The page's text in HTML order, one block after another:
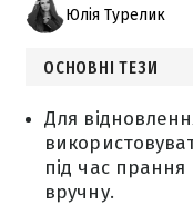
Юлія Турелик
ОСНОВНІ ТЕЗИ
Для
під час
вручну.